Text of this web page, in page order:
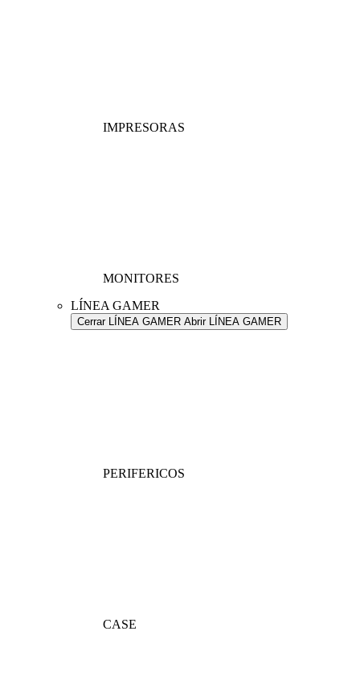
IMPRESORAS
MONITORES
LÍNEA GAMER
Cerrar LÍNEA GAMER Abrir LÍNEA GAMER
PERIFERICOS
CASE